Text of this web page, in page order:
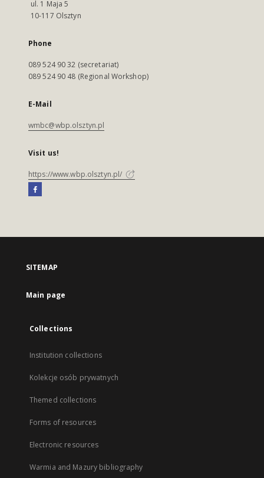
ul. 1 Maja 5
10-117 Olsztyn
Phone
089 524 90 32 (secretariat)
089 524 90 48 (Regional Workshop)
E-Mail
wmbc@wbp.olsztyn.pl
Visit us!
https://www.wbp.olsztyn.pl/
SITEMAP
Main page
Collections
Institution collections
Kolekcje osób prywatnych
Themed collections
Forms of resources
Electronic resources
Warmia and Mazury bibliography